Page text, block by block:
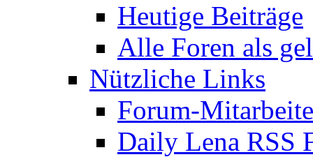
Heutige Beiträge
Alle Foren als
Nützliche Links
Forum-
Daily Lena RSS